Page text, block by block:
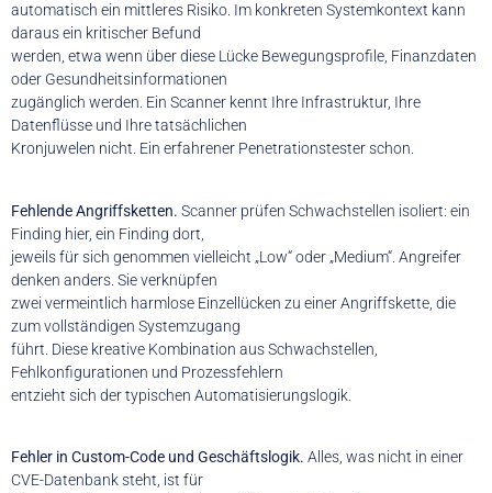
automatisch ein mittleres Risiko. Im konkreten Systemkontext kann
daraus ein kritischer Befund
werden, etwa wenn über diese Lücke Bewegungsprofile, Finanzdaten
oder Gesundheitsinformationen
zugänglich werden. Ein Scanner kennt Ihre Infrastruktur, Ihre
Datenflüsse und Ihre tatsächlichen
Kronjuwelen nicht. Ein erfahrener Penetrationstester schon.
Fehlende Angriffsketten. Scanner prüfen Schwachstellen isoliert: ein
Finding hier, ein Finding dort,
jeweils für sich genommen vielleicht „Low“ oder „Medium“. Angreifer
denken anders. Sie verknüpfen
zwei vermeintlich harmlose Einzellücken zu einer Angriffskette, die
zum vollständigen Systemzugang
führt. Diese kreative Kombination aus Schwachstellen,
Fehlkonfigurationen und Prozessfehlern
entzieht sich der typischen Automatisierungslogik.
Fehler in Custom-Code und Geschäftslogik. Alles, was nicht in einer
CVE-Datenbank steht, ist für